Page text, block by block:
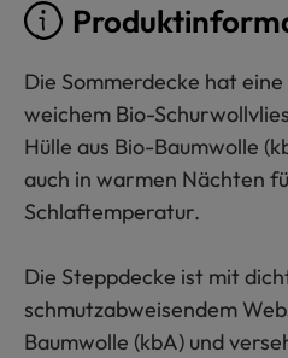
Die Sommerdecke hat
weichem Bio-
Hülle aus Bio-Baumwolle
auch in warmen Nächten
Schlaftemperatur.
Die Steppdecke ist mit
schmutzabweisendem
Baumwolle (kbA) und